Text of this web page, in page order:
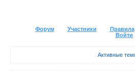
Форум Участники Правила
Войти
Активные